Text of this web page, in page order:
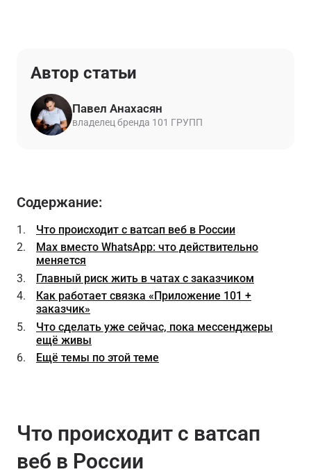
Автор статьи
Павел Анахасян
владелец бренда 101 ГРУПП
Содержание:
Что происходит с ватсап веб в России
Max вместо WhatsApp: что действительно
меняется
Главный риск жить в чатах с заказчиком
Как работает связка «Приложение 101 +
заказчик»
Что сделать уже сейчас, пока мессенджеры
ещё живы
Ещё темы по этой теме
Что происходит с ватсап
веб в России